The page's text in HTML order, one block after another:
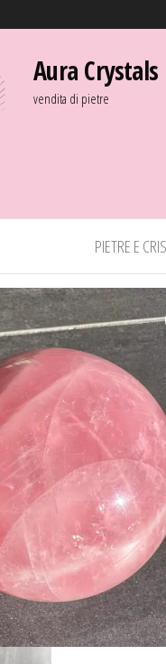
Aura Crystals
vendita di pietre
PIETRE E